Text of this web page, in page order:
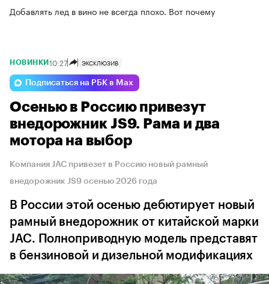
Добавлять лед в вино не всегда плохо. Вот почему
НОВИНКИ 10:27 ЭКСКЛЮЗИВ
Подписаться на РБК в Max
Осенью в Россию привезут
внедорожник JS9. Рама и два
мотора на выбор
Компания JAC привезет в Россию новый рамный
внедорожник JS9 осенью 2026 года
В России этой осенью дебютирует новый
рамный внедорожник от китайской марки
JAC. Полноприводную модель представят
в бензиновой и дизельной модификациях